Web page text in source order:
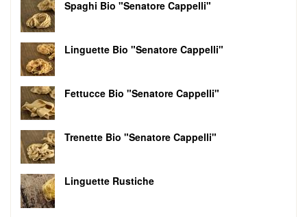
Spaghi Bio "Senatore Cappelli"
Linguette Bio "Senatore Cappelli"
Fettucce Bio "Senatore Cappelli"
Trenette Bio "Senatore Cappelli"
Linguette Rustiche